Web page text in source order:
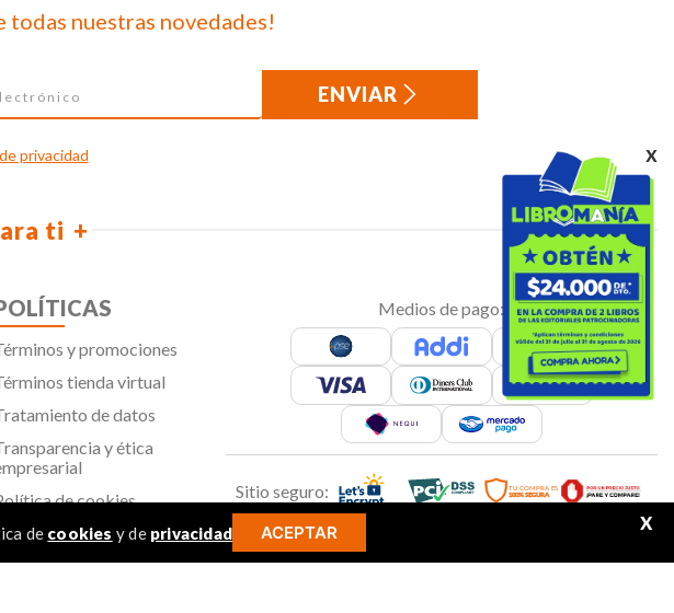
x
de cookies y de privacidad ACEPTAR X
todas nuestras novedades!
ENVIAR
privacidad
ti
y promociones
tienda virtual
de datos
y ética
de cookies
de privacidad
Medios de pago:
Sitio seguro: